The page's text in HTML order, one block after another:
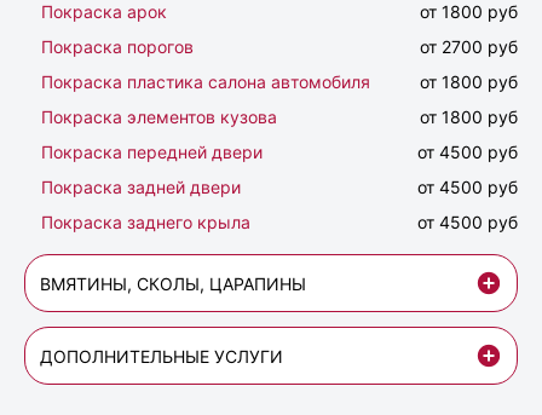
Покраска арок
от 1800 руб
Покраска порогов
от 2700 руб
Покраска пластика салона автомобиля
от 1800 руб
Покраска элементов кузова
от 1800 руб
Покраска передней двери
от 4500 руб
Покраска задней двери
от 4500 руб
Покраска заднего крыла
от 4500 руб
ВМЯТИНЫ, СКОЛЫ, ЦАРАПИНЫ
ДОПОЛНИТЕЛЬНЫЕ УСЛУГИ